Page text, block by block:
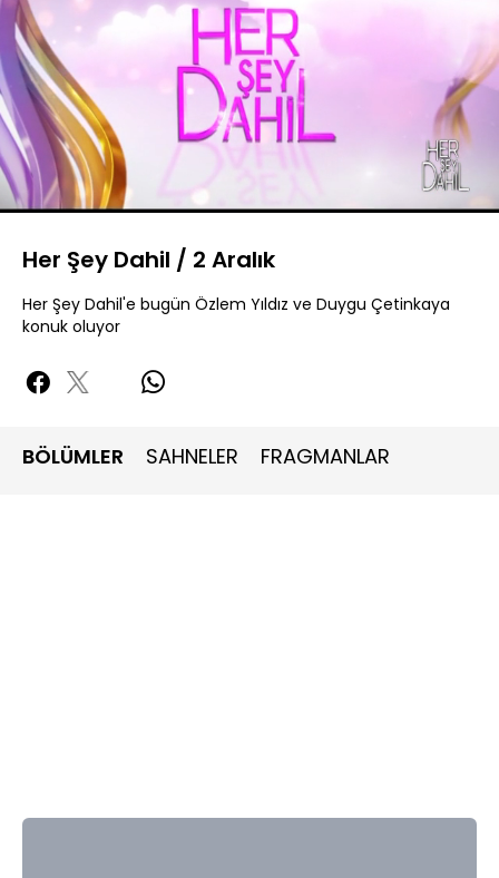
Sesi
Aç
Yüklendi:
1.44%
Oynatma
Hızı
Her Şey Dahil / 2 Aralık
Her Şey Dahil'e bugün Özlem Yıldız ve Duygu Çetinkaya
konuk oluyor
BÖLÜMLER SAHNELER FRAGMANLAR